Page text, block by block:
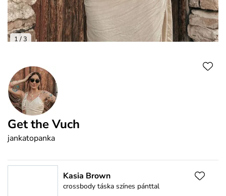
1/ 3
Get the Vuch
jankatopanka
Kasia Brown
crossbody táska színes pánttal